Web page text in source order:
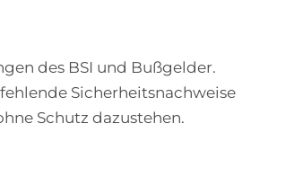
des BSI und Bußgelder.
Sicherheitsnachweise
Schutz dazustehen.